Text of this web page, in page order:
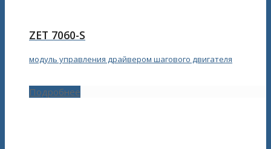
ZET 7060-S
модуль управления драйвером шагового двигателя
Подробнее